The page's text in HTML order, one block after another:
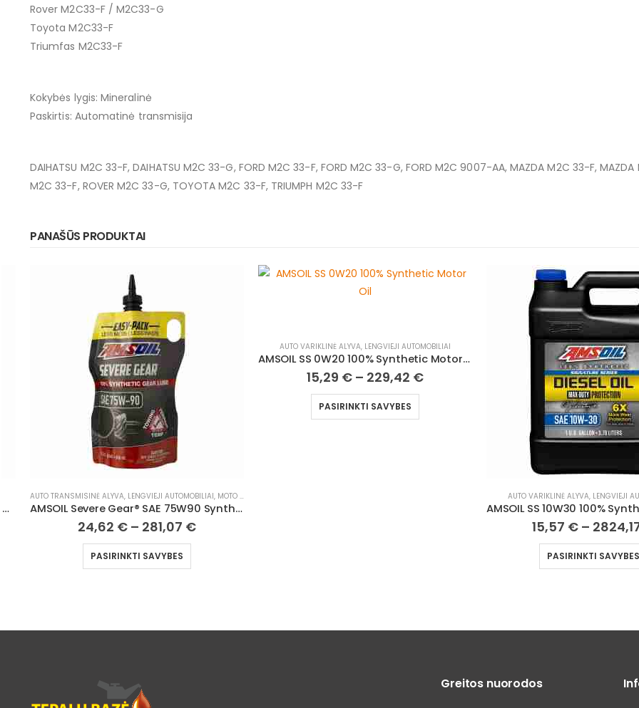
Rover M2C33-F / M2C33-G
Toyota M2C33-F
Triumfas M2C33-F
Kokybės lygis: Mineralinė
Paskirtis: Automatinė transmisija
DAIHATSU M2C 33-F, DAIHATSU M2C 33-G, FORD M2C 33-F, FORD M2C 33-G, FORD M2C 9007-AA, MAZDA M2C 33-F,
M2C 33-F, ROVER M2C 33-G, TOYOTA M2C 33-F, TRIUMPH M2C 33-F
PANAŠŪS PRODUKTAI
,MOTOCIKLAI, ATV/UTV
AMSOIL Severe Gear® SAE 75W90 Synthetic Gear Lube
AUTO VARIKLINĖ ALYVA,LENGVIEJI AUTOMOBILIAI
15,29€–229,42
PASIRINKTI SAVYBES
AUTO TRANSMISINĖ ALYVA,LENGVIEJI
23,02€ –
PASIRINKTI SAVYBES
Greitos nuorodos